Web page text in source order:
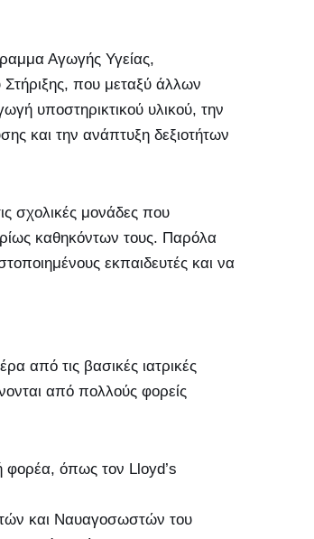
Αγωγής Υγείας,
που μεταξύ άλλων
υποστηρικτικού υλικού, την
και την ανάπτυξη δεξιοτήτων
σχολικές μονάδες που
καθηκόντων τους. Παρόλα
εκπαιδευτές και να
από τις βασικές ιατρικές
από πολλούς φορείς
φορέα, όπως τον Lloyd’s
και Ναυαγοσωστών του